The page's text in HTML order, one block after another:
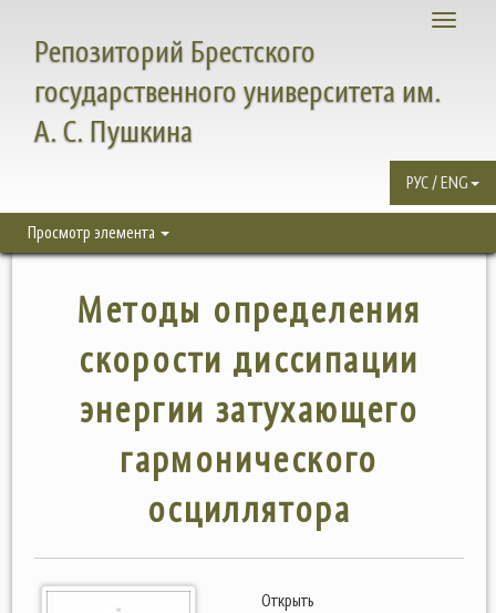
Toggle
Репозиторий Брестского
государственного университета им.
А. С. Пушкина
РУС / ENG
Просмотр элемента
Методы определения
скорости диссипации
энергии затухающего
гармонического
осциллятора
Открыть